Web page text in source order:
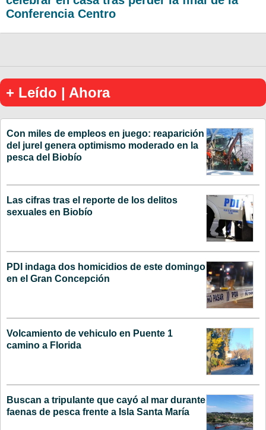
Conferencia Centro
+ Leído | Ahora
Con miles de empleos en juego: reaparición
del jurel genera optimismo moderado en la
pesca del Biobío
Las cifras tras el reporte de los delitos
sexuales en Biobío
PDI indaga dos homicidios de este domingo
en el Gran Concepción
Volcamiento de vehiculo en Puente 1
camino a Florida
Buscan a tripulante que cayó al mar durante
faenas de pesca frente a Isla Santa María